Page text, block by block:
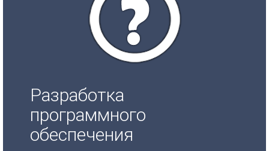
Разработка
программного
обеспечения